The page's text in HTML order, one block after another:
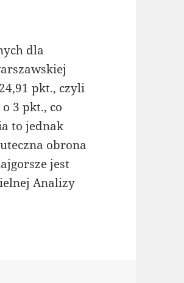
dla
pkt., czyli
3 pkt., co
to jednak
obrona
jest
Analizy
– tydzień 26. 2015